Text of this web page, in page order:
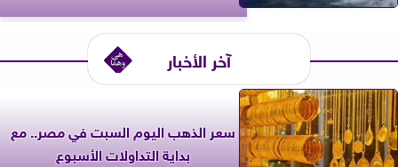
آخر الأخبار
سعر الذهب اليوم السبت في مصر.. مع
بداية التداولات الأسبوع